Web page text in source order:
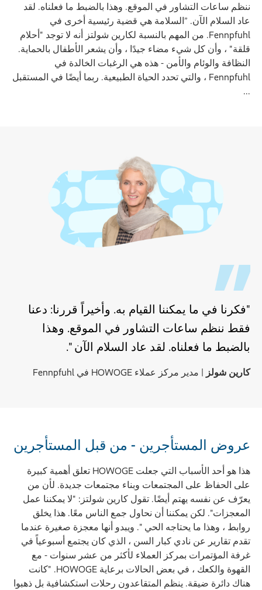
ننظم ساعات التشاور في الموقع. وهذا بالضبط ما فعلناه. لقد
عاد السلام الآن. ”السلامة هي قضية رئيسية أخرى في
Fennpfuhl. من المهم بالنسبة لكارين شولتز أنه لا توجد "أحلام
قلقة" ، وأن كل شيء مضاء جيدًا ، وأن يشعر الأطفال بالحماية.
النظافة والوئام والأمن - هذه هي الرغبات الخالدة في
Fennpfuhl ، والتي تحدد الحياة الطبيعية. ربما أيضًا في المستقبل
...
"فكرنا في ما يمكننا القيام به. وأخيراً قررنا: دعنا
فقط ننظم ساعات التشاور في الموقع. وهذا
بالضبط ما فعلناه. لقد عاد السلام الآن ".
كارين شولز | مدير مركز عملاء HOWOGE في Fennpfuhl
عروض المستأجرين - من قبل المستأجرين
هذا هو أحد الأسباب التي جعلت HOWOGE تعلق أهمية كبيرة
على الحفاظ على المجتمعات وبناء مجتمعات جديدة. لأن من
يعرّف عن نفسه يهتم أيضًا. تقول كارين شولتز: "لا يمكننا عمل
المعجزات". لكن يمكننا أن نحاول جمع الناس معًا. هذا يخلق
روابط ، وهذا ما يحتاجه الحي ". ويبدو أنها معجزة صغيرة عندما
تقدم تقارير عن نادي كبار السن ، الذي كان يجتمع أسبوعياً في
غرفة المؤتمرات بمركز العملاء لأكثر من عشر سنوات - مع
القهوة والكعك ، في بعض الحالات برعاية HOWOGE. "كانت
هناك دائرة ضيقة. ينظم المتقاعدون رحلات استكشافية بل ذهبوا